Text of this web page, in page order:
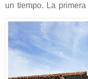
un tiempo. La